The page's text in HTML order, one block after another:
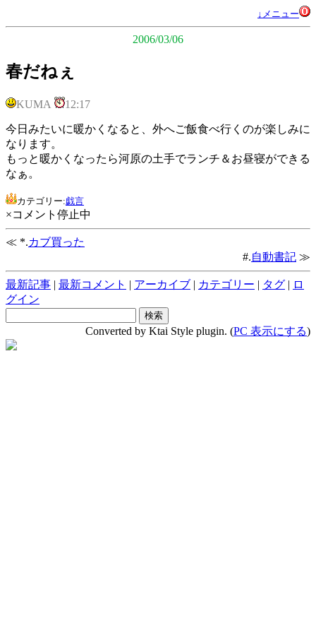
↓メニュー
2006/03/06
春だねぇ
KUMA 12:17
今日みたいに暖かくなると、外へご飯食べ行くのが楽しみに
なります。
もっと暖かくなったら河原の土手でランチ＆お昼寝ができる
なぁ。
カテゴリー:戯言
×コメント停止中
≪ *.カブ買った
#.自動書記 ≫
最新記事 | 最新コメント | アーカイブ | カテゴリー | タグ | ロ
グイン
Converted by Ktai Style plugin. (PC 表示にする)